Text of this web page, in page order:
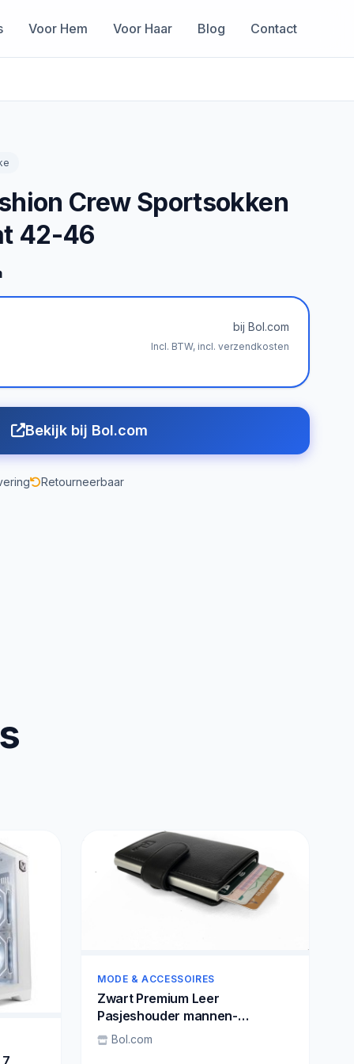
Voor Hem Voor Haar Blog Contact
Crew Sportsokken
42-46
bij Bol.com
Incl. BTW, incl. verzendkosten
Bekijk bij Bol.com
Retourneerbaar
MODE & ACCESSOIRES
Zwart Premium Leer
Pasjeshouder mannen-
Pasjeshouder vrouwen-
Pasjeshouders- Pasjeshouder
Bol.com